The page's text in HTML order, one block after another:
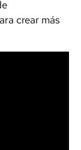
crear más